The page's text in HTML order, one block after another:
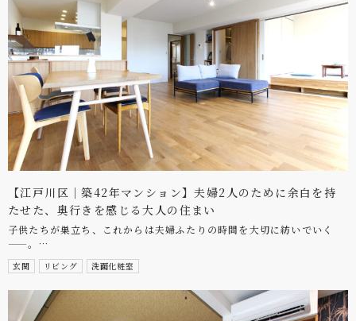
【江戸川区｜築42年マンション】夫婦2人のために余白を持
たせた、奥行きを感じる大人の住まい
子供たちが巣立ち、これからは夫婦ふたりの時間を大切に紡いでいく
——。…
玄関 リビング 洗面化粧室